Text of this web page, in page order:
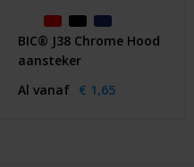
BIC® J38 Chrome Hood
aansteker
Al vanaf € 1,65